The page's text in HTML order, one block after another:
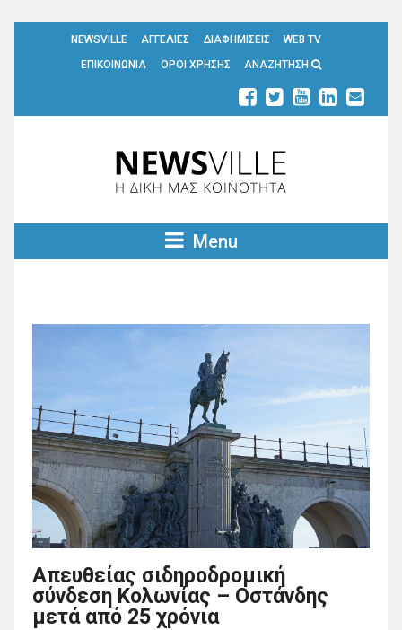
NEWSVILLE ΑΓΓΕΛΙΕΣ ΔΙΑΦΗΜΙΣΕΙΣ
WEB TV
ΕΠΙΚΟΙΝΩΝΙΑ
ΟΡΟΙ ΧΡΗΣΗΣ ΑΝΑΖΗΤΗΣΗ
Menu
Απευθείας σιδηροδρομική
σύνδεση Κολωνίας – Οστάνδης
μετά από 25 χρόνια